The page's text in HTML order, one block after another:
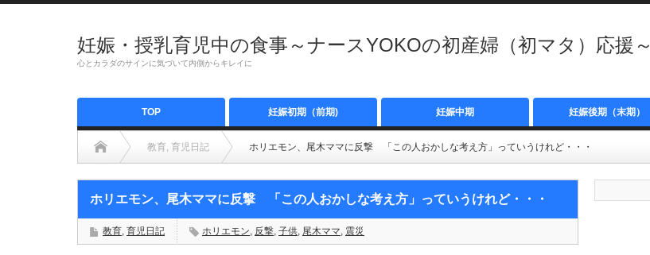
妊娠・授乳育児中の食事～ナースYOKOの初産婦（初マタ）応援～
心とカラダのサインに気づいて内側からキレイに
TOP 妊娠初期（前期) 妊娠中期 妊娠後期（末期）
教育, 育児日記 ホリエモン、尾木ママに反撃 「この人おかしな考え方」っていうけれど・・・
ホリエモン、尾木ママに反撃 「この人おかしな考え方」っていうけれど・・・
教育, 育児日記 ホリエモン, 反撃, 子供, 尾木ママ, 震災